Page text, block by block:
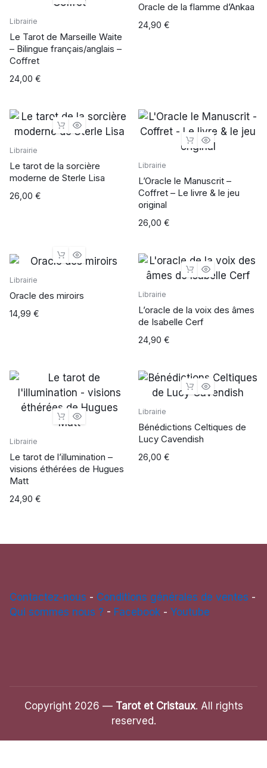
Librairie
Le Tarot de Marseille Waite
– Bilingue français/anglais –
Coffret
24,00 €
Oracle de la flamme d’Ankaa
24,90 €
Librairie
Le tarot de la sorcière
moderne de Sterle Lisa
26,00 €
Librairie
L’Oracle le Manuscrit –
Coffret – Le livre & le jeu
original
26,00 €
Librairie
Oracle des miroirs
14,99 €
Librairie
L’oracle de la voix des âmes
de Isabelle Cerf
24,90 €
Librairie
Le tarot de l’illumination –
visions éthérées de Hugues
Matt
24,90 €
Librairie
Bénédictions Celtiques de
Lucy Cavendish
26,00 €
Contactez-nous - Conditions générales de ventes -
Qui sommes nous ? - Facebook - Youtube
Copyright 2026 — Tarot et Cristaux. All rights
reserved.